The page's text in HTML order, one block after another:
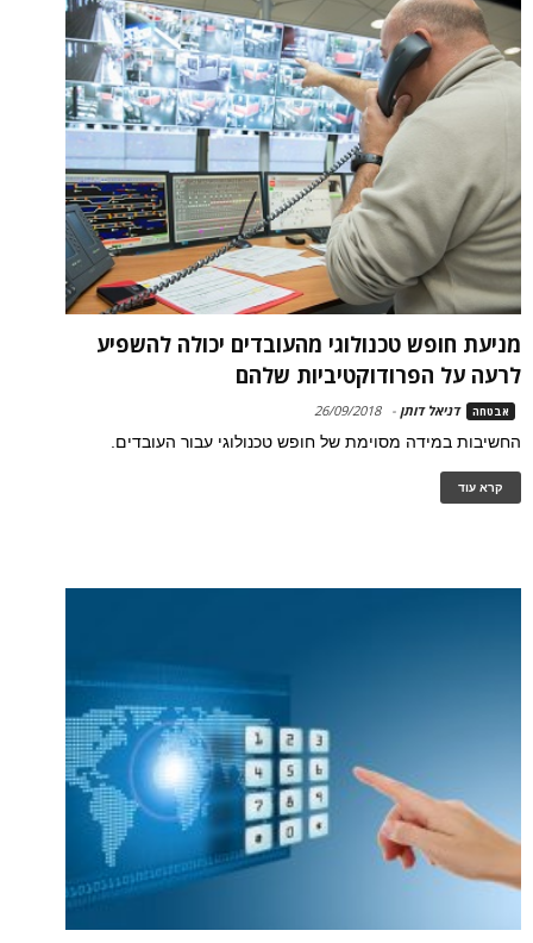
מניעת חופש טכנולוגי מהעובדים יכולה להשפיע
לרעה על הפרודוקטיביות שלהם
אבטחה דניאל דותן -
26/09/2018
החשיבות במידה מסוימת של חופש טכנולוגי עבור העובדים.
קרא עוד